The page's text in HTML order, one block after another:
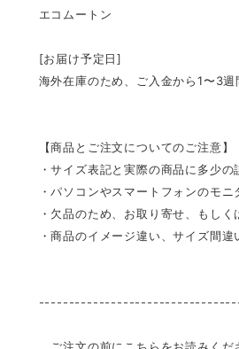
エコムートン
[お届け予定日]
海外在庫のため、ご入金から1〜3
【商品とご注文についてのご注意】
・サイズ表記と実際の商品に多少の
・パソコンやスマートフォンのモ
・欠品のため、お取り寄せ、もし
・商品のイメージ違い、サイズ間